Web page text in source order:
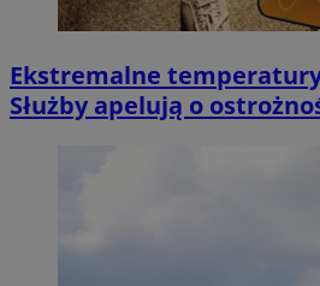
Ekstremalne
Służby apelują o